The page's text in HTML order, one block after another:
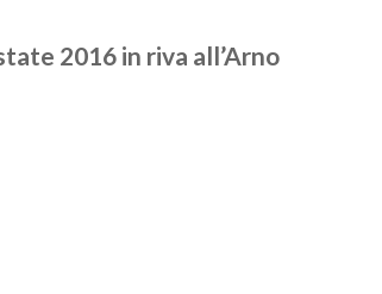
2016 in riva all’Arno